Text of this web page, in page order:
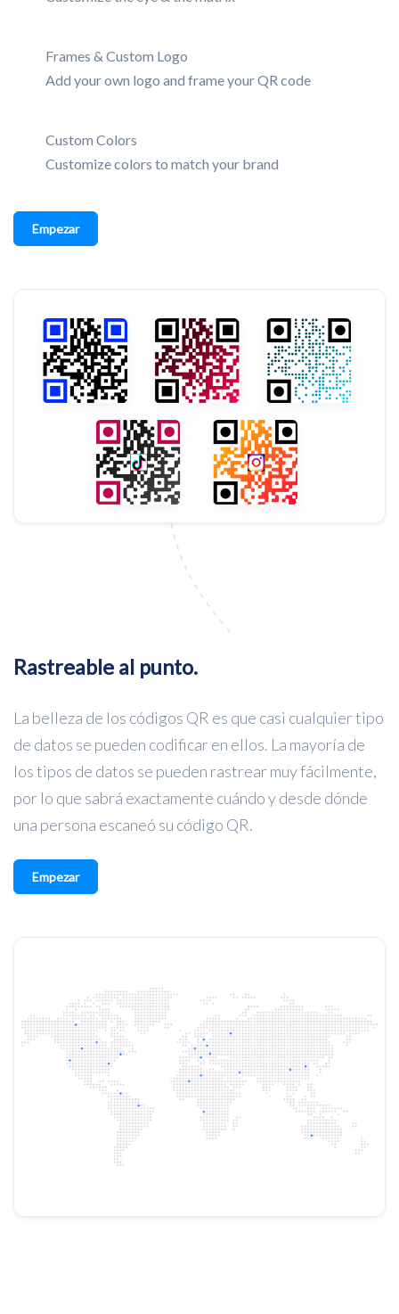
Frames & Custom Logo
Add your own logo and frame your QR code
Custom Colors
Customize colors to match your brand
Empezar
Rastreable al punto.
La belleza de los códigos QR es que casi cualquier tipo
de datos se pueden codificar en ellos. La mayoría de
los tipos de datos se pueden rastrear muy fácilmente,
por lo que sabrá exactamente cuándo y desde dónde
una persona escaneó su código QR.
Empezar